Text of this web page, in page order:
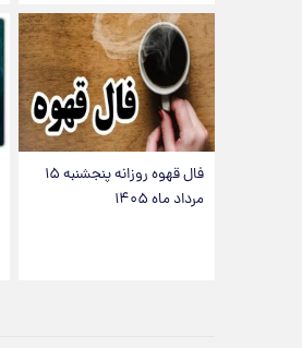
فال قهوه روزانه پنجشنبه ۱۵
مرداد ماه ۱۴۰۵